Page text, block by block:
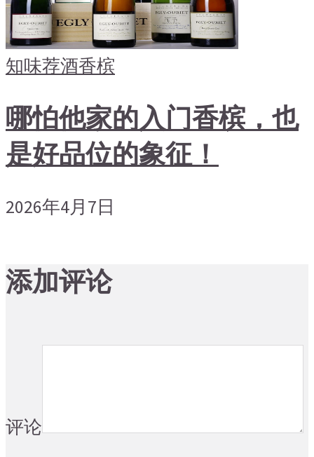
知味荐酒香槟
哪怕他家的入门香槟，也
是好品位的象征！
2026年4月7日
添加评论
评论